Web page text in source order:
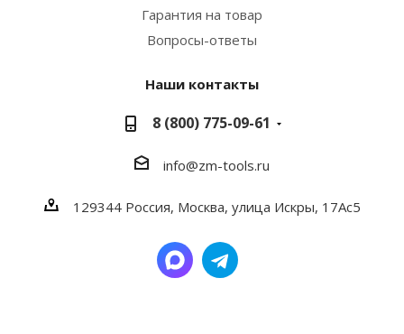
Гарантия на товар
Вопросы-ответы
Наши контакты
8 (800) 775-09-61
info@zm-tools.ru
129344 Россия, Москва, улица Искры, 17Ас5